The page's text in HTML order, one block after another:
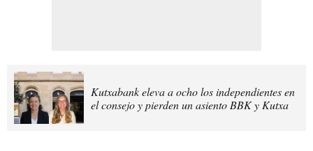
Kutxabank eleva a ocho los independientes en
el consejo y pierden un asiento BBK y Kutxa